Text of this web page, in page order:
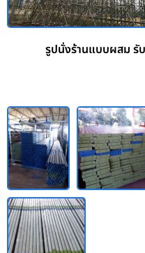
รูปนั่งร้านแบบผสม รั